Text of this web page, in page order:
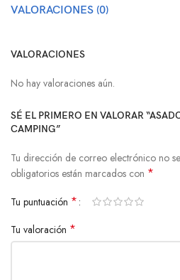
VALORACIONES (0)
VALORACIONES
No hay valoraciones aún.
SÉ EL PRIMERO EN VALORAR
CAMPING”
Tu dirección de correo electrónico no
obligatorios están marcados con *
Tu puntuación *
Tu valoración *